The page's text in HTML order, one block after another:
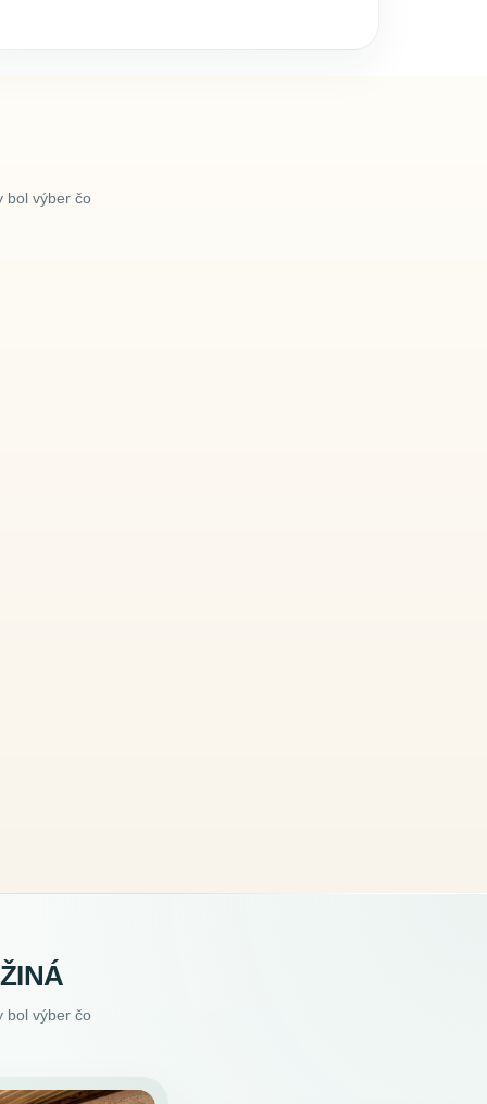
bol výber čo
bol výber čo